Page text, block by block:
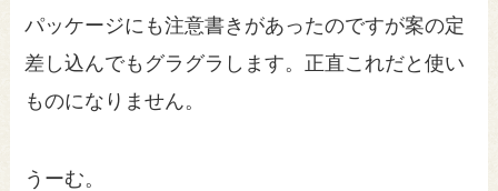
パッケージにも注意書きがあったのですが案の定
差し込んでもグラグラします。正直これだと使い
ものになりません。
うーむ。